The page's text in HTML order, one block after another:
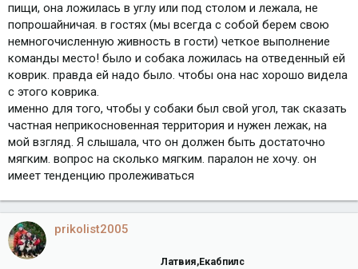
пищи, она ложилась в углу или под столом и лежала, не
попрошайничая. в гостях (мы всегда с собой берем свою
немногочисленную живность в гости) четкое выполнение
команды место! было и собака ложилась на отведенный ей
коврик. правда ей надо было. чтобы она нас хорошо видела
с этого коврика.
именно для того, чтобы у собаки был свой угол, так сказать
частная неприкосновенная территория и нужен лежак, на
мой взгляд. Я слышала, что он должен быть достаточно
мягким. вопрос на сколько мягким. паралон не хочу. он
имеет тенденцию пролеживаться
prikolist2005
Латвия,Екабпилс